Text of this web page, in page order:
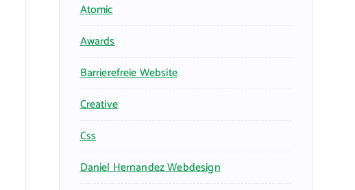
Atomic
Awards
Barrierefreie Website
Creative
Css
Daniel Hernandez Webdesign